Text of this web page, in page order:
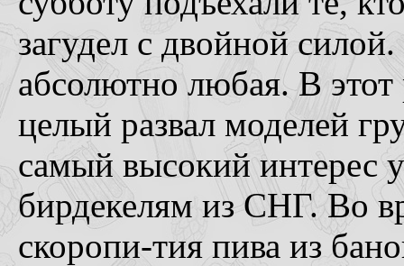
загудел с двойной
абсолютно любая. В этот
целый развал моделей
самый высокий интерес
бирдекелям из СНГ. Во
скоропи-тия пива из